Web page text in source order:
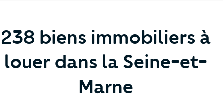
238 biens immobiliers à
louer dans la Seine-et-
Marne